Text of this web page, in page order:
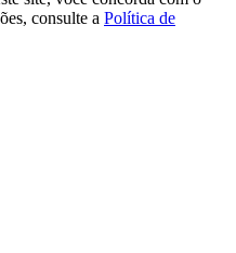
consulte a Política de